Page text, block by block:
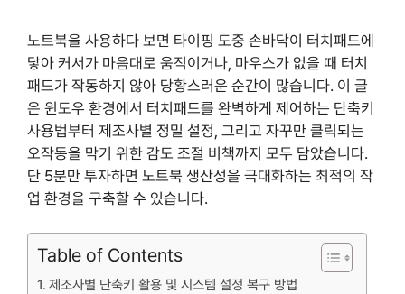
노트북을 사용하다 보면 타이핑 도중 손바닥이 터치패드에
닿아 커서가 마음대로 움직이거나, 마우스가 없을 때 터치
패드가 작동하지 않아 당황스러운 순간이 많습니다. 이 글
은 윈도우 환경에서 터치패드를 완벽하게 제어하는 단축키
사용법부터 제조사별 정밀 설정, 그리고 자꾸만 클릭되는
오작동을 막기 위한 감도 조절 비책까지 모두 담았습니다.
단 5분만 투자하면 노트북 생산성을 극대화하는 최적의 작
업 환경을 구축할 수 있습니다.
Table of Contents
제조사별 단축키 활용 및 시스템 설정 복구 방법